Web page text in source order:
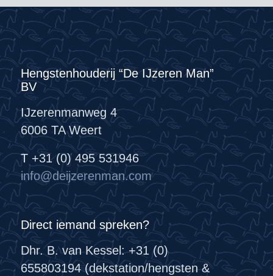
Hengstenhouderij “De IJzeren Man”
BV
IJzerenmanweg 4
6006 TA Weert
T +31 (0) 495 531946
info@deijzerenman.com
Direct iemand spreken?
Dhr. B. van Kessel: +31 (0)
655803194 (dekstation/hengsten &